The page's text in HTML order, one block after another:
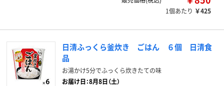
1個あたり ￥425
日清ふっくら釜炊き ごはん ６個 日清食
品
お湯かけ5分でふっくら炊きたての味
お届け日：8月8日（土）